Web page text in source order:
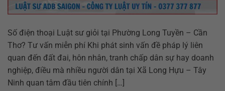
Số điện thoại Luật sư giỏi tại Phường Long Tuyền – Cần
Thơ? Tư vấn miễn phí Khi phát sinh vấn đề pháp lý liên
quan đến đất đai, hôn nhân, tranh chấp dân sự hay doanh
nghiệp, điều mà nhiều người dân tại Xã Long Hựu – Tây
Ninh quan tâm đầu tiên chính […]